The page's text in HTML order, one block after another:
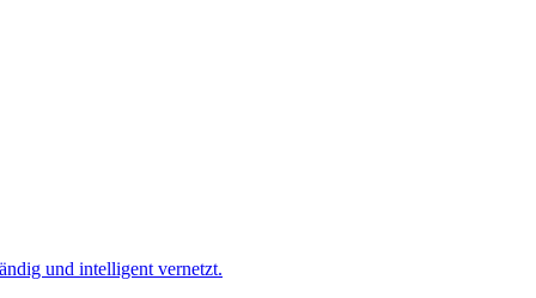
und intelligent vernetzt.